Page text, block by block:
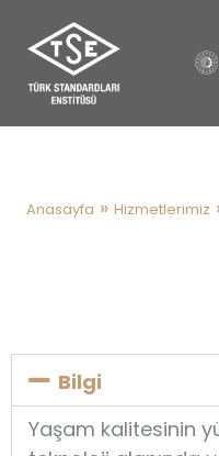
Anasayfa » Hizmetlerimiz
Bilgi
Yaşam kalitesinin